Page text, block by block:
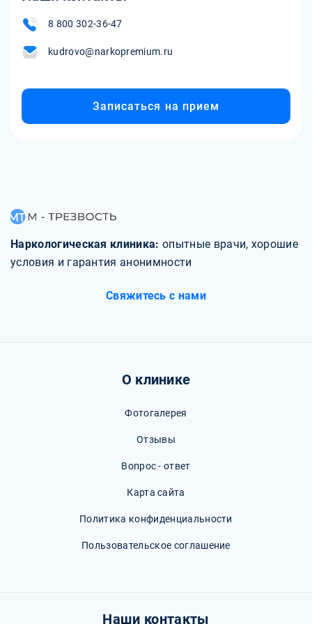
8 800 302-36-47
kudrovo@narkopremium.ru
Записаться на прием
Наркологическая клиника: опытные врачи, хорошие
условия и гарантия анонимности
Свяжитесь с нами
О клинике
Фотогалерея
Отзывы
Вопрос - ответ
Карта сайта
Политика конфиденциальности
Пользовательское соглашение
Наши контакты